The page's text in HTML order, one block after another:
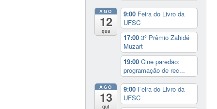
AGO
12
qua
9:00 Feira do Livro da
UFSC
17:003º Prêmio Zahidé
Muzart
19:00Cine paredão:
programação de rec...
AGO
13
qui
9:00 Feira do Livro da
UFSC